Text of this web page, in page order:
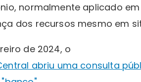
normalmente aplicado
dos recursos mesmo em
de 2024, o
abriu uma consulta